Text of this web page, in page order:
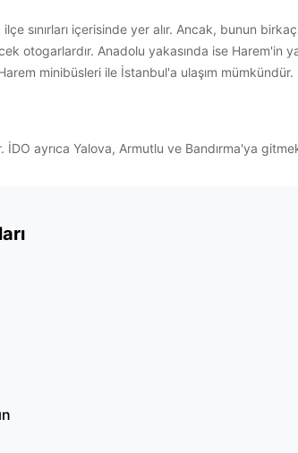
sınırları içerisinde yer alır. Ancak, bunun
otogarlardır. Anadolu yakasında ise Harem'in
minibüsleri ile İstanbul'a ulaşım mümkündür.
ayrıca Yalova, Armutlu ve Bandırma'ya